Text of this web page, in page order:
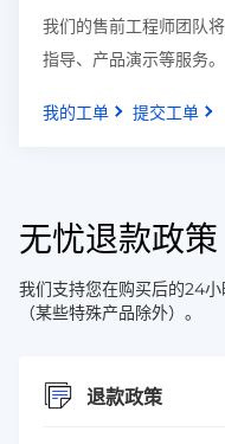
我们的售前工程师团队
指导、产品演示等服务。
我的工单 提交工单
无忧退款政策
我们支持您在购买后的24
（某些特殊产品除外）。
退款政策